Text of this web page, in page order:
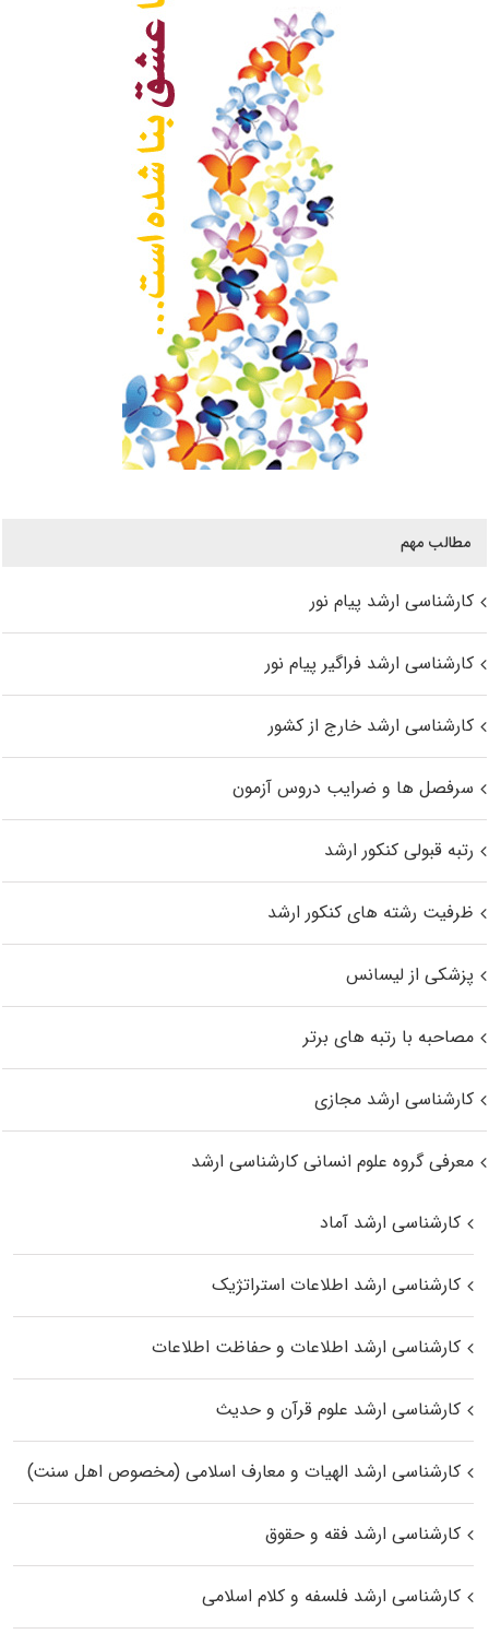
مطالب مهم
کارشناسی ارشد پیام نور
کارشناسی ارشد فراگیر پیام نور
کارشناسی ارشد خارج از کشور
سرفصل ها و ضرایب دروس آزمون
رتبه قبولی کنکور ارشد
ظرفیت رشته های کنکور ارشد
پزشکی از لیسانس
مصاحبه با رتبه های برتر
کارشناسی ارشد مجازی
معرفی گروه علوم انسانی کارشناسی ارشد
کارشناسی ارشد آماد
کارشناسی ارشد اطلاعات استراتژیک
کارشناسی ارشد اطلاعات و حفاظت اطلاعات
کارشناسی ارشد علوم قرآن و حدیث
کارشناسی ارشد الهیات و معارف اسلامی (مخصوص اهل سنت)
کارشناسی ارشد فقه و حقوق
کارشناسی ارشد فلسفه و کلام اسلامی